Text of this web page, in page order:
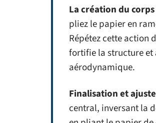
La création du corps
pliez le papier en
Répétez cette action
fortifie la structure et
aérodynamique.
Finalisation et
central, inversant la